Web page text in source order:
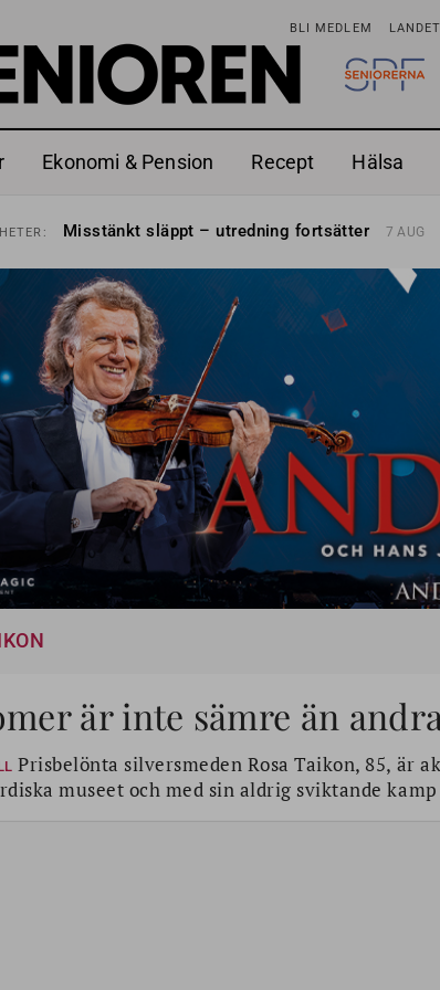
BLI MEDLEM
Ekonomi & Pension Recept Hälsa
Misstänkt släppt – utredning fortsätter 7 AUG
Kravet: Nu måste 65-årsgränsen bort 30 JUL
Dom öppnar för rätt till garantipension 30 JUL
Snart kan telefonförsäljning förbjudas i Sverige
Hyror rusar ifrån äldres bostadstillägg
Liten höjning av garantipensionen
Misstänkt släppt – utredning fortsätter
är inte sämre än
Prisbelönta silversmeden Rosa Taikon, 85, är
museet och med sin aldrig sviktande